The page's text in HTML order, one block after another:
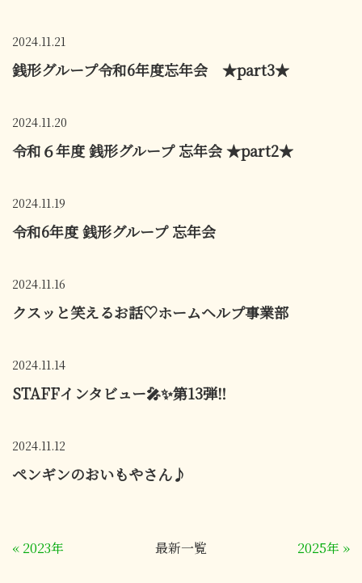
2024.11.21
銭形グループ令和6年度忘年会 ★part3★
2024.11.20
令和６年度 銭形グループ 忘年会 ★part2★
2024.11.19
令和6年度 銭形グループ 忘年会
2024.11.16
クスッと笑えるお話♡ホームヘルプ事業部
2024.11.14
STAFFインタビュー🎤✨第13弾‼
2024.11.12
ペンギンのおいもやさん♪
« 2023年 最新一覧 2025年 »